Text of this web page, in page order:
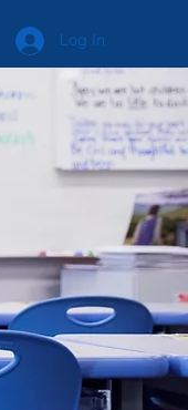
Log In